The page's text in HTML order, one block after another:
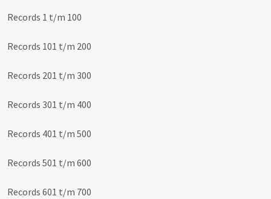
Records 1 t/m 100
Records 101 t/m 200
Records 201 t/m 300
Records 301 t/m 400
Records 401 t/m 500
Records 501 t/m 600
Records 601 t/m 700